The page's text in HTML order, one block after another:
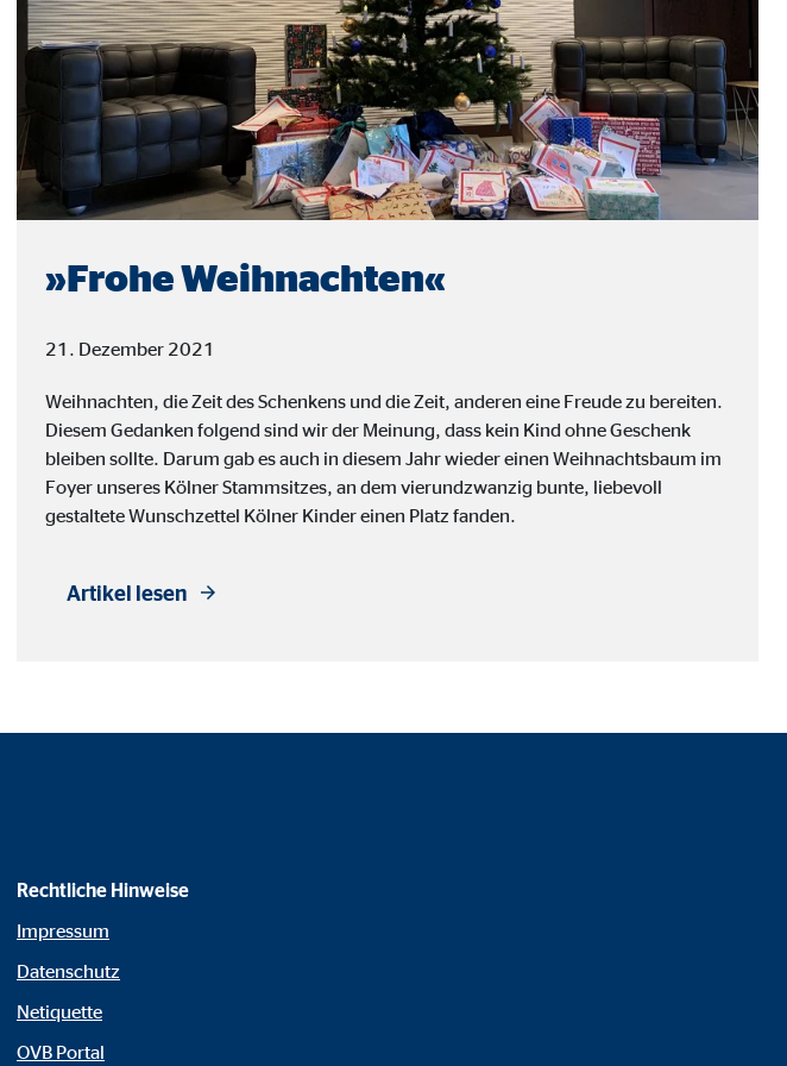
»Frohe Weihnachten«
21. Dezember 2021
Weihnachten, die Zeit des Schenkens und die Zeit, anderen eine Freude zu bereiten.
Diesem Gedanken folgend sind wir der Meinung, dass kein Kind ohne Geschenk
bleiben sollte. Darum gab es auch in diesem Jahr wieder einen Weihnachtsbaum im
Foyer unseres Kölner Stammsitzes, an dem vierundzwanzig bunte, liebevoll
gestaltete Wunschzettel Kölner Kinder einen Platz fanden.
Artikel lesen
Rechtliche Hinweise
Impressum
Datenschutz
Netiquette
OVB Portal